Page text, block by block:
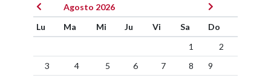
Agosto 2026
Lu
Ma Mi Ju Vi Sa
Do
1
2
3
4 5 6 7 8
9